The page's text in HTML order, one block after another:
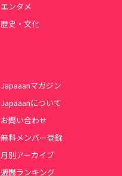
エンタメ
歴史・文化
Japaaanマガジン
Japaaanについて
お問い合わせ
無料メンバー登録
月別アーカイブ
週間ランキング